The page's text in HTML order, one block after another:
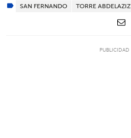
SAN FERNANDO TORRE ABDELAZIZ